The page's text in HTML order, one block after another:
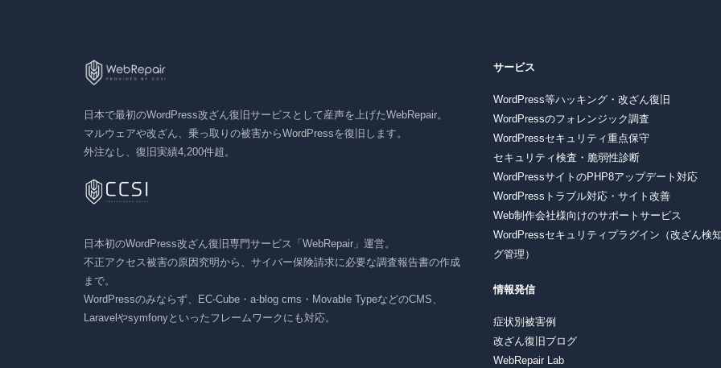
日本で最初のWordPress改ざん復旧サービスとして産声を上げたWebRepair。
マルウェアや改ざん、乗っ取りの被害からWordPressを復旧します。
外注なし、復旧実績4,200件超。
日本初のWordPress改ざん復旧専門サービス「WebRepair」運営。
不正アクセス被害の原因究明から、サイバー保険請求に必要な調査報告書の作成
まで。
WordPressのみならず、EC-Cube・a-blog cms・Movable TypeなどのCMS、
Laravelやsymfonyといったフレームワークにも対応。
サービス
WordPress等ハッキング・改ざん復旧
WordPressのフォレンジック調査
WordPressセキュリティ重点保守
セキュリティ検査・脆弱性診断
WordPressサイトのPHP8アップデート対応
WordPressトラブル対応・サイト改善
Web制作会社様向けのサポートサービス
WordPressセキュリティプラグイン（改ざん検
グ管理）
情報発信
症状別被害例
改ざん復旧ブログ
WebRepair Lab